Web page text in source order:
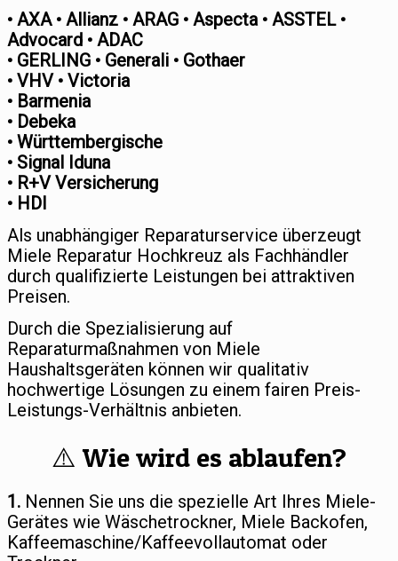
• AXA • Allianz • ARAG • Aspecta • ASSTEL •
Advocard • ADAC
• GERLING • Generali • Gothaer
• VHV • Victoria
• Barmenia
• Debeka
• Württembergische
• Signal Iduna
• R+V Versicherung
• HDI
Als unabhängiger Reparaturservice überzeugt
Miele Reparatur Hochkreuz als Fachhändler
durch qualifizierte Leistungen bei attraktiven
Preisen.
Durch die Spezialisierung auf
Reparaturmaßnahmen von Miele
Haushaltsgeräten können wir qualitativ
hochwertige Lösungen zu einem fairen Preis-
Leistungs-Verhältnis anbieten.
⚠️ Wie wird es ablaufen?
1. Nennen Sie uns die spezielle Art Ihres Miele-
Gerätes wie Wäschetrockner, Miele Backofen,
Kaffeemaschine/Kaffeevollautomat oder